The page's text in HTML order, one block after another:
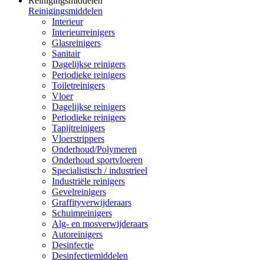
Reinigingsmiddelen
Interieur
Interieurreinigers
Glasreinigers
Sanitair
Dagelijkse reinigers
Periodieke reinigers
Toiletreinigers
Vloer
Dagelijkse reinigers
Periodieke reinigers
Tapijtreinigers
Vloerstrippers
Onderhoud/Polymeren
Onderhoud sportvloeren
Specialistisch / industrieel
Industriële reinigers
Gevelreinigers
Graffityverwijderaars
Schuimreinigers
Alg- en mosverwijderaars
Autoreinigers
Desinfectie
Desinfectiemiddelen